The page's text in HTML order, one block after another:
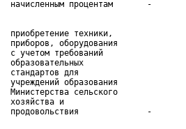
  приобретение техники,
  приборов, оборудования
  с учетом требований
  образовательных
  стандартов для
  учреждений образования
  Министерства сельского
  хозяйства и